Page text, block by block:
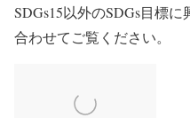
SDGs15以外のSDGs目標
合わせてご覧ください。